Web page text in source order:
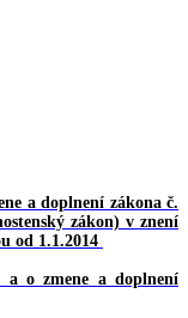
a doplnení zákona č.
zákon) v znení
od 1.1.2014
o zmene a doplnení